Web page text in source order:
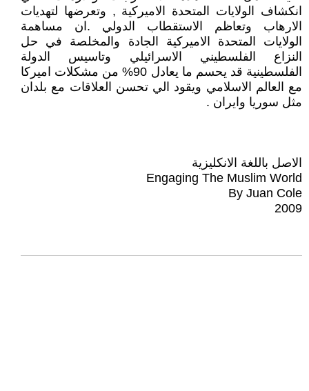
انكشاف الولايات المتحدة الاميركية , وتعرضها لتهديات
الارهاب وتعاظم الاستقطاب الدولي .ان مساهمة
الولايات المتحدة الاميركية الجادة والمخلصة في حل
النزاع الفلسطيني الاسرائيلي وتاسيس الدولة
الفلسطينية قد يحسم ما يعادل 90% من مشكلات اميركا
مع العالم الاسلامي ويقود الي تحسن العلاقات مع بلدان
مثل سوريا وايران .
الاصل باللغة الانكليزية
Engaging The Muslim World
By Juan Cole
2009